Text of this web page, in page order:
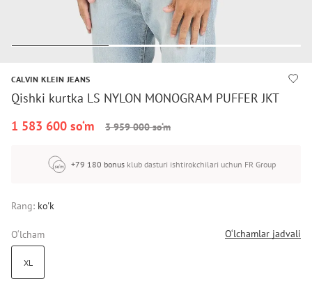
CALVIN KLEIN JEANS
Qishki kurtka LS NYLON MONOGRAM PUFFER JKT
1 583 600 so‘m
3 959 000 so‘m
+79 180 bonus klub dasturi ishtirokchilari uchun FR Group
Rang: ko'k
O‘lcham O‘lchamlar jadvali
XL